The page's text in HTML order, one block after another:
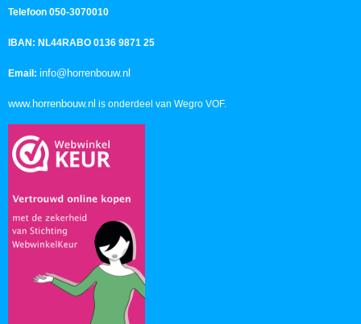
Telefoon 050-3070010
IBAN: NL44RABO 0136 9871 25
Email: info@horrenbouw.nl
www.horrenbouw.nl is onderdeel van Wegro VOF.